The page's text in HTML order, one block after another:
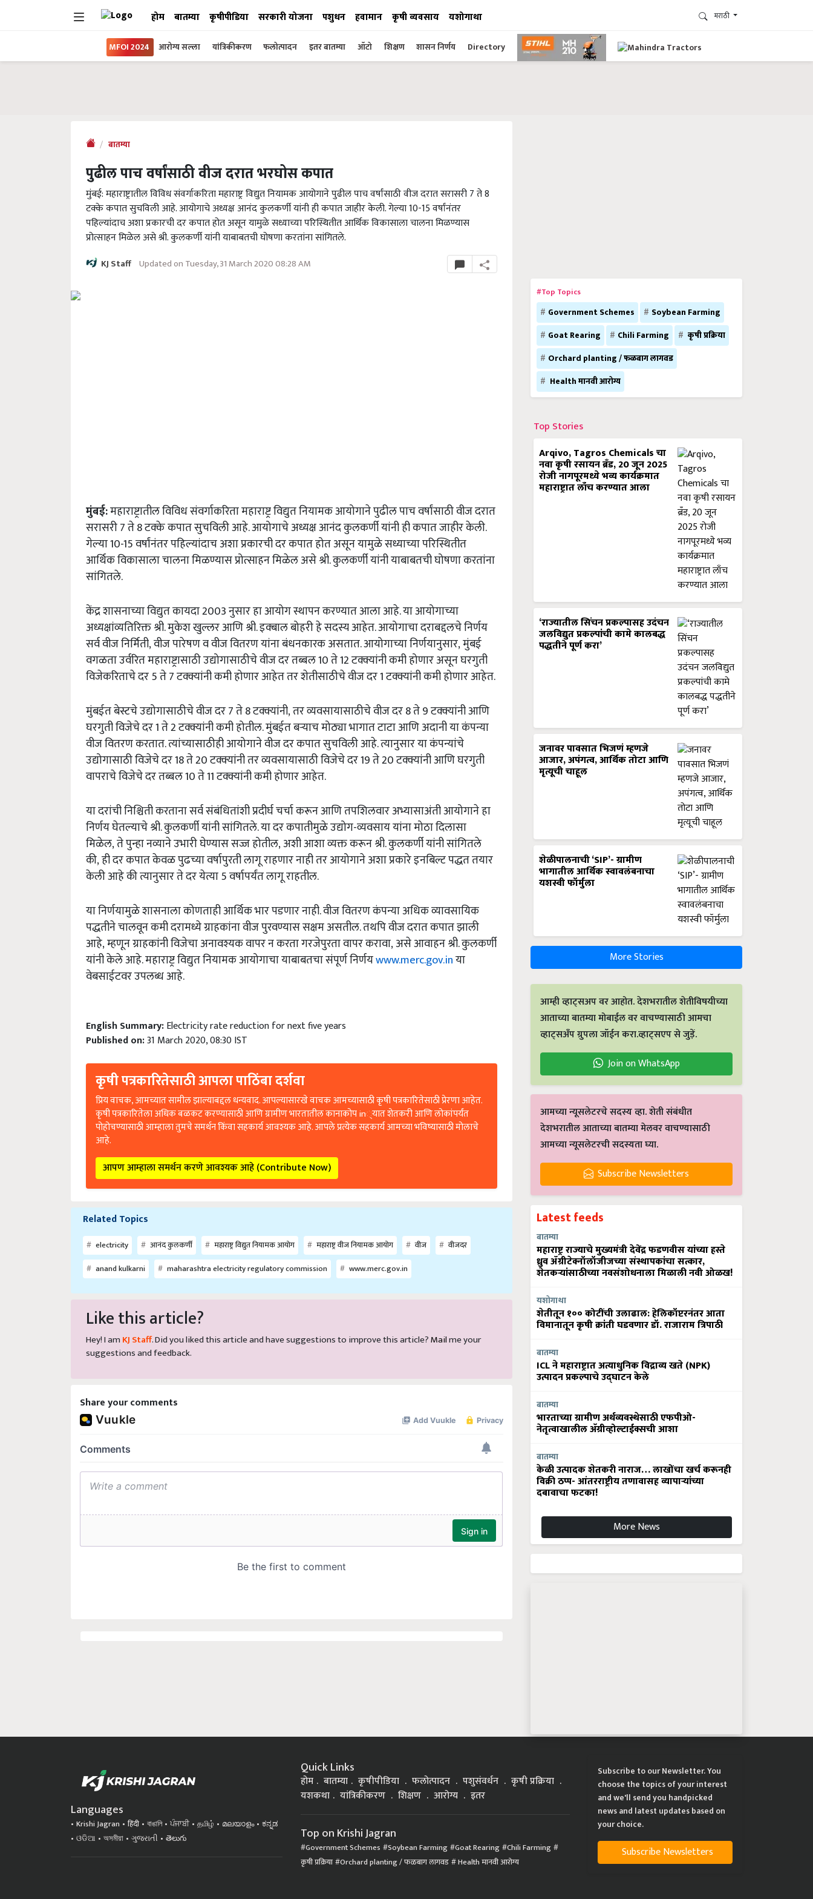
होम बातम्या कृषीपीडिया सरकारी योजना पशुधन हवामान कृषी व्यवसाय यशोगाथा मराठी
MFOI 2024 आरोग्य सल्ला यांत्रिकीकरण फलोत्पादन इतर बातम्या ऑटो शिक्षण शासन निर्णय Directory
बातम्या
पुढील पाच वर्षांसाठी वीज दरात भरघोस कपात
मुंबई: महाराष्ट्रातील विविध संवर्गाकरिता महाराष्ट्र विद्युत नियामक आयोगाने पुढील पाच वर्षांसाठी वीज दरात सरासरी 7 ते 8
टक्के कपात सुचविली आहे. आयोगाचे अध्यक्ष आनंद कुलकर्णी यांनी ही कपात जाहीर केली. गेल्या 10-15 वर्षांनंतर
पहिल्यांदाच अशा प्रकारची दर कपात होत असून यामुळे सध्याच्या परिस्थितीत आर्थिक विकासाला चालना मिळण्यास
प्रोत्साहन मिळेल असे श्री. कुलकर्णी यांनी याबाबतची घोषणा करतांना सांगितले.
KJ Staff Updated on Tuesday, 31 March 2020 08:28 AM
मुंबई:महाराष्ट्रातील विविध संवर्गाकरिता महाराष्ट्र विद्युत नियामक आयोगाने पुढील पाच वर्षांसाठी वीज दरात
सरासरी 7 ते 8 टक्के कपात सुचविली आहे. आयोगाचे अध्यक्ष आनंद कुलकर्णी यांनी ही कपात जाहीर केली.
गेल्या 10-15 वर्षांनंतर पहिल्यांदाच अशा प्रकारची दर कपात होत असून यामुळे सध्याच्या परिस्थितीत
आर्थिक विकासाला चालना मिळण्यास प्रोत्साहन मिळेल असे श्री. कुलकर्णी यांनी याबाबतची घोषणा करतांना
सांगितले.
केंद्र शासनाच्या विद्युत कायदा 2003 नुसार हा आयोग स्थापन करण्यात आला आहे. या आयोगाच्या
अध्यक्षांव्यतिरिक्त श्री. मुकेश खुल्लर आणि श्री. इक्बाल बोहरी हे सदस्य आहेत. आयोगाचा दराबद्दलचे निर्णय
सर्व वीज निर्मिती, वीज पारेषण व वीज वितरण यांना बंधनकारक असतात. आयोगाच्या निर्णयानुसार, मुंबई
वगळता उर्वरित महाराष्ट्रासाठी उद्योगासाठीचे वीज दर तब्बल 10 ते 12 टक्क्यांनी कमी होणार असून घरगुती
विजेकरिताचे दर 5 ते 7 टक्क्यांनी कमी होणार आहेत तर शेतीसाठीचे वीज दर 1 टक्क्यांनी कमी होणार आहेत.
मुंबईत बेस्टचे उद्योगासाठीचे वीज दर 7 ते 8 टक्क्यांनी,तर व्यवसायासाठीचे वीज दर 8 ते 9 टक्क्यांनी आणि
घरगुती विजेचे दर 1 ते 2 टक्क्यांनी कमी होतील. मुंबईत बऱ्याच मोठ्या भागात टाटा आणि अदानी या कंपन्या
वीज वितरण करतात. त्यांच्यासाठीही आयोगाने वीज दर कपात सुचविली आहे. त्यानुसार या कंपन्यांचे
उद्योगासाठी विजेचे दर 18 ते 20 टक्क्यांनी तर व्यवसायासाठी विजेचे दर 19 ते 20 टक्क्यांनी आणि घरगुती
वापराचे विजेचे दर तब्बल 10 ते 11 टक्क्यांनी कमी होणार आहेत.
या दरांची निश्चिती करताना सर्व संबंधितांशी प्रदीर्घ चर्चा करून आणि तपशिलवार अभ्यासाअंती आयोगाने हा
निर्णय घेतल्याचे श्री. कुलकर्णी यांनी सांगितले. या दर कपातीमुळे उद्योग-व्यवसाय यांना मोठा दिलासा
मिळेल, ते पुन्हा नव्याने उभारी घेण्यास सज्ज होतील, अशी आशा व्यक्त करून श्री. कुलकर्णी यांनी सांगितले
की, ही दर कपात केवळ पुढच्या वर्षापुरती लागू राहणार नाही तर आयोगाने अशा प्रकारे इनबिल्ट पद्धत तयार
केली आहे की त्यानुसार ते दर येत्या 5 वर्षापर्यंत लागू राहतील.
या निर्णयामुळे शासनाला कोणताही आर्थिक भार पडणार नाही. वीज वितरण कंपन्या अधिक व्यावसायिक
पद्धतीने चालवून कमी दरामध्ये ग्राहकांना वीज पुरवण्यास सक्षम असतील. तथपि वीज दरात कपात झाली
आहे, म्हणून ग्राहकांनी विजेचा अनावश्यक वापर न करता गरजेपुरता वापर करावा, असे आवाहन श्री. कुलकर्णी
यांनी केले आहे. महाराष्ट्र विद्युत नियामक आयोगाचा याबाबतचा संपूर्ण निर्णयwww.merc.gov.inया
वेबसाईटवर उपलब्ध आहे.
English Summary:Electricity rate reduction for next five years
Published on:31 March 2020, 08:30 IST
कृषी पत्रकारितेसाठी आपला पाठिंबा दर्शवा
प्रिय वाचक, आमच्यात सामील झाल्याबद्दल धन्यवाद. आपल्यासारखे वाचक आमच्यासाठी कृषी पत्रकारितेसाठी प्रेरणा आहेत.
कृषी पत्रकारितेला अधिक बळकट करण्यासाठी आणि ग्रामीण भारतातील कानाकोप in्यात शेतकरी आणि लोकांपर्यंत
पोहोचण्यासाठी आम्हाला तुमचे समर्थन किंवा सहकार्य आवश्यक आहे. आपले प्रत्येक सहकार्य आमच्या भविष्यासाठी मोलाचे
आहे.
आपण आम्हाला समर्थन करणे आवश्यक आहे (Contribute Now)
Related Topics
electricity आनंद कुलकर्णी महाराष्ट्र विद्युत नियामक आयोग महाराष्ट्र वीज नियामक आयोग वीज
वीजदर
anand kulkarni
maharashtra electricity regulatory commission www.merc.gov.in
Like this article?
Hey! I am KJ Staff. Did you liked this article and have suggestions to improve this article?Mailme your
suggestions and feedback.
Share your comments
#Top Topics
Government Schemes
Soybean Farming
Goat Rearing
Chili Farming
कृषी प्रक्रिया
Orchard planting / फळबाग लागवड
Health मानवी आरोग्य
Top Stories
Arqivo, Tagros Chemicals चा
नवा कृषी रसायन ब्रँड, 20 जून 2025
रोजी नागपूरमध्ये भव्य कार्यक्रमात
महाराष्ट्रात लाँच करण्यात आला
‘राज्यातील सिंचन प्रकल्पासह उदंचन
जलविद्युत प्रकल्पांची कामे कालबद्ध
पद्धतीने पूर्ण करा’
जनावर पावसात भिजणं म्हणजे
आजार, अपंगत्व, आर्थिक तोटा आणि
मृत्यूची चाहूल
शेळीपालनाची ‘SIP’- ग्रामीण
भागातील आर्थिक स्वावलंबनाचा
यशस्वी फॉर्मुला
More Stories
आम्ही व्हाट्सअप वर आहोत. देशभरातील शेतीविषयीच्या
आताच्या बातम्या मोबाईल वर वाचण्यासाठी आमचा
व्हाट्सअँप ग्रुपला जॉईन करा.व्हाट्सएप से जुड़ें.
Join on WhatsApp
आमच्या न्यूसलेटरचे सदस्य व्हा. शेती संबंधीत
देशभरातील आताच्या बातम्या मेलवर वाचण्यासाठी
आमच्या न्यूसलेटरची सदस्यता घ्या.
Subscribe Newsletters
Latest feeds
बातम्या
महाराष्ट्र राज्याचे मुख्यमंत्री देवेंद्र फडणवीस यांच्या हस्ते
ध्रुव ॲग्रीटेक्नॉलॉजीजच्या संस्थापकांचा सत्कार,
शेतकऱ्यांसाठीच्या नवसंशोधनाला मिळाली नवी ओळख!
यशोगाथा
शेतीतून १०० कोटींची उलाढाल: हेलिकॉप्टरनंतर आता
विमानातून कृषी क्रांती घडवणार डॉ. राजाराम त्रिपाठी
बातम्या
ICL ने महाराष्ट्रात अत्याधुनिक विद्राव्य खते (NPK)
उत्पादन प्रकल्पाचे उद्घाटन केले
बातम्या
भारताच्या ग्रामीण अर्थव्यवस्थेसाठी एफपीओ-
नेतृत्वाखालील अ‍ॅग्रीव्होल्टाईक्सची आशा
बातम्या
केळी उत्पादक शेतकरी नाराज… लाखोंचा खर्च करूनही
विक्री ठप्प- आंतरराष्ट्रीय तणावासह व्यापाऱ्यांच्या
दबावाचा फटका!
More News
Languages
Krishi Jagran हिंदी বাঙালি ਪੰਜਾਬੀ தமிழ் മലയാളം
ಕನ್ನಡ
ଓଡିଆ
অসমীয়া ગુજરાતી తెలుగు
Quick Links
होम बातम्या कृषीपीडिया फलोत्पादन पशुसंवर्धन
कृषी प्रक्रिया
यशकथा
यांत्रिकीकरण शिक्षण आरोग्य इतर
Top on Krishi Jagran
Government Schemes Soybean Farming Goat Rearing Chili Farming
कृषी प्रक्रिया Orchard planting / फळबाग लागवड Health मानवी आरोग्य
Subscribe to our Newsletter. You
choose the topics of your interest
and we'll send you handpicked
news and latest updates based on
your choice.
Subscribe Newsletters